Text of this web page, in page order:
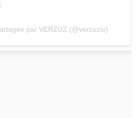
par VERZUZ (@verzuztv)